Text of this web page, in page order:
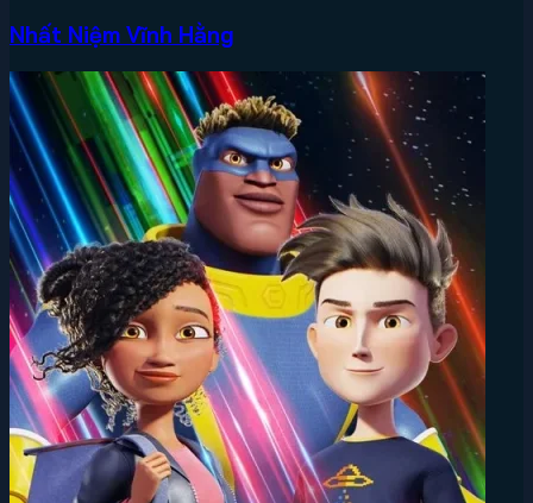
Nhất Niệm Vĩnh Hằng